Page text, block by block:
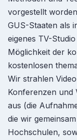
vorgestellt
GUS-Staaten als
eigenes TV-
Möglichkeit der
kostenlosen
Wir strahlen
Konferenzen und
aus (die
die wir
Hochschulen,